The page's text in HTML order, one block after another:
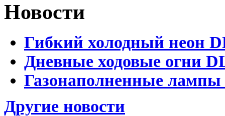
Новости
Гибкий холодный неон
Дневные ходовые огни
Газонаполненные лампы
Другие новости